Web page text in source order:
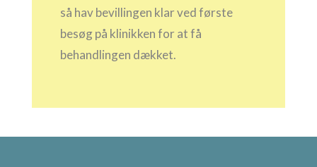
så hav bevillingen klar ved første
besøg på klinikken for at få
behandlingen dækket.